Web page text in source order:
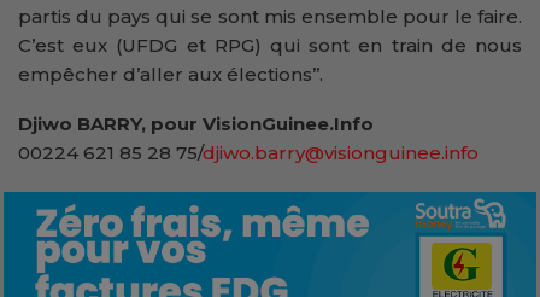
partis du pays qui se sont mis ensemble pour le faire.
C’est eux (UFDG et RPG) qui sont en train de nous
empêcher d’aller aux élections’’.
Djiwo BARRY, pour VisionGuinee.Info
00224 621 85 28 75/djiwo.barry@visionguinee.info